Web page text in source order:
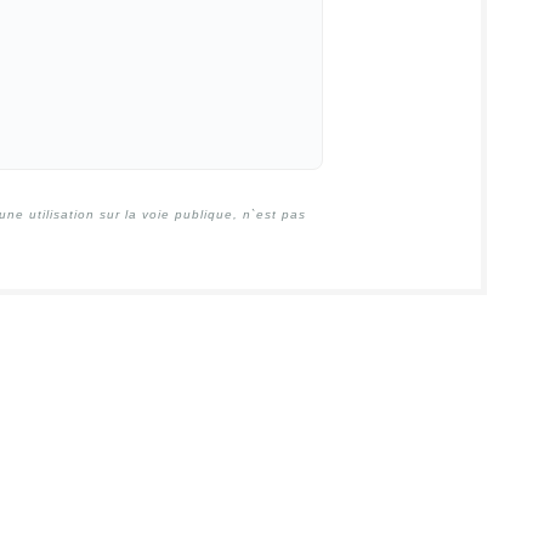
utilisation sur la voie publique, n`est pas